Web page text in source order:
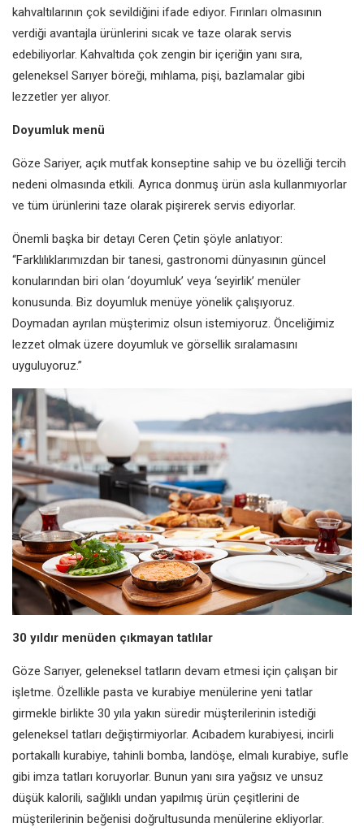
kahvaltılarının çok sevildiğini ifade ediyor. Fırınları olmasının
verdiği avantajla ürünlerini sıcak ve taze olarak servis
edebiliyorlar. Kahvaltıda çok zengin bir içeriğin yanı sıra,
geleneksel Sarıyer böreği, mıhlama, pişi, bazlamalar gibi
lezzetler yer alıyor.
Doyumluk menü
Göze Sariyer, açık mutfak konseptine sahip ve bu özelliği tercih
nedeni olmasında etkili. Ayrıca donmuş ürün asla kullanmıyorlar
ve tüm ürünlerini taze olarak pişirerek servis ediyorlar.
Önemli başka bir detayı Ceren Çetin şöyle anlatıyor:
“Farklılıklarımızdan bir tanesi, gastronomi dünyasının güncel
konularından biri olan ‘doyumluk’ veya ‘seyirlik’ menüler
konusunda. Biz doyumluk menüye yönelik çalışıyoruz.
Doymadan ayrılan müşterimiz olsun istemiyoruz. Önceliğimiz
lezzet olmak üzere doyumluk ve görsellik sıralamasını
uyguluyoruz.”
30 yıldır menüden çıkmayan tatlılar
Göze Sarıyer, geleneksel tatların devam etmesi için çalışan bir
işletme. Özellikle pasta ve kurabiye menülerine yeni tatlar
girmekle birlikte 30 yıla yakın süredir müşterilerinin istediği
geleneksel tatları değiştirmiyorlar. Acıbadem kurabiyesi, incirli
portakallı kurabiye, tahinli bomba, landöşe, elmalı kurabiye, sufle
gibi imza tatları koruyorlar. Bunun yanı sıra yağsız ve unsuz
düşük kalorili, sağlıklı undan yapılmış ürün çeşitlerini de
müşterilerinin beğenisi doğrultusunda menülerine ekliyorlar.